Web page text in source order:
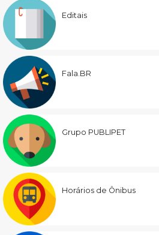
Editais
Fala.BR
Grupo PUBLIPET
Horários de Ônibus